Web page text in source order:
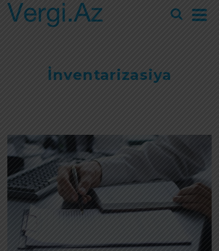
İnventarizasiya